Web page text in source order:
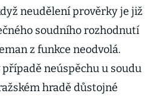
neudělení prověrky je již
soudního rozhodnutí
z funkce neodvolá.
neúspěchu u soudu
hradě důstojné